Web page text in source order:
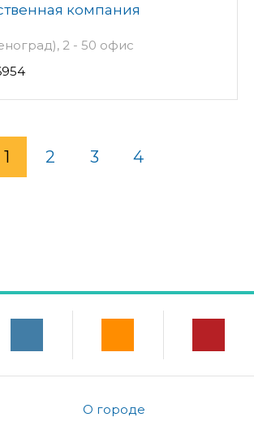
компания
2 - 50 офис
1 2 3 4
О городе